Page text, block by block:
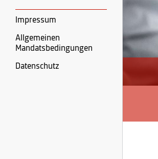
Impressum
Allgemeinen
Mandatsbedingungen
Datenschutz